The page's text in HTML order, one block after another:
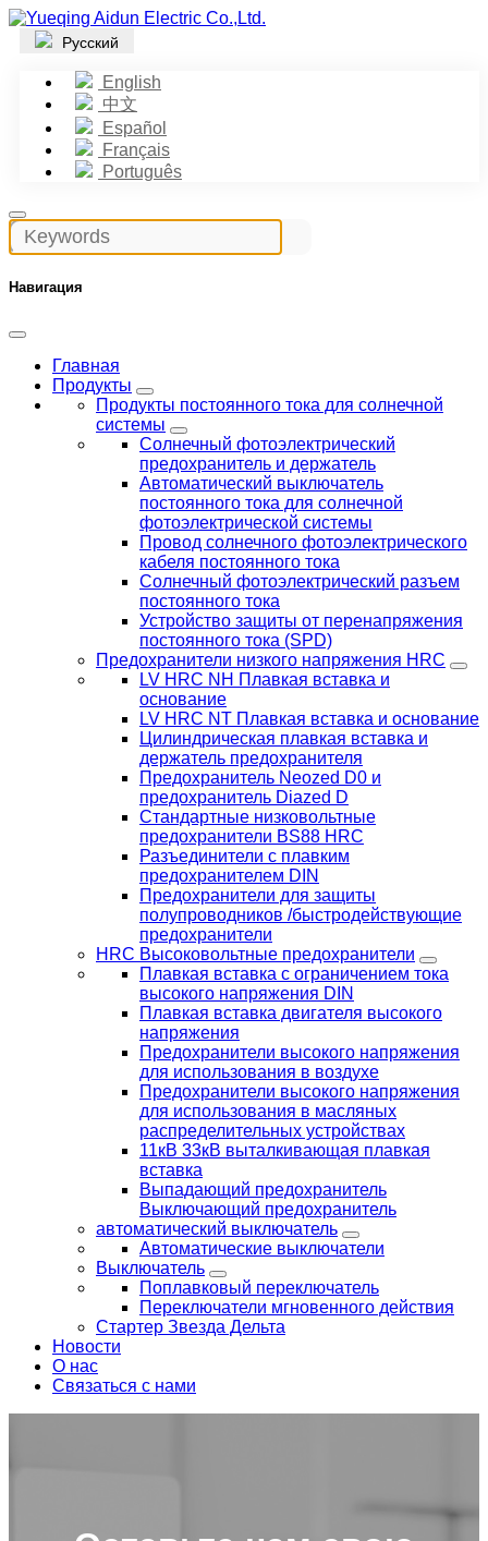
Русский
English
中文
Español
Français
Português
Навигация
Главная
Продукты
Продукты постоянного тока для солнечной
системы
Солнечный фотоэлектрический
предохранитель и держатель
Автоматический выключатель
постоянного тока для солнечной
фотоэлектрической системы
Провод солнечного фотоэлектрического
кабеля постоянного тока
Солнечный фотоэлектрический разъем
постоянного тока
Устройство защиты от перенапряжения
постоянного тока (SPD)
Предохранители низкого напряжения HRC
LV HRC NH Плавкая вставка и
основание
LV HRC NT Плавкая вставка и основание
Цилиндрическая плавкая вставка и
держатель предохранителя
Предохранитель Neozed D0 и
предохранитель Diazed D
Стандартные низковольтные
предохранители BS88 HRC
Разъединители с плавким
предохранителем DIN
Предохранители для защиты
полупроводников /быстродействующие
предохранители
HRC Высоковольтные предохранители
Плавкая вставка с ограничением тока
высокого напряжения DIN
Плавкая вставка двигателя высокого
напряжения
Предохранители высокого напряжения
для использования в воздухе
Предохранители высокого напряжения
для использования в масляных
распределительных устройствах
11кВ 33кВ выталкивающая плавкая
вставка
Выпадающий предохранитель
Выключающий предохранитель
автоматический выключатель
Автоматические выключатели
Выключатель
Поплавковый переключатель
Переключатели мгновенного действия
Стартер Звезда Дельта
Новости
О нас
Связаться с нами